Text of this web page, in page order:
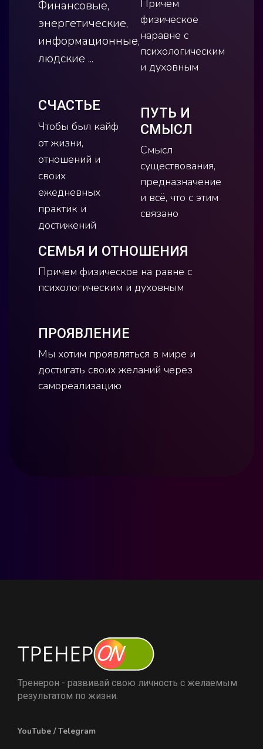
Финансовые,
энергетические,
информационные,
людские ...
СЧАСТЬЕ
Чтобы был кайф
от жизни,
отношений и
своих
ежедневных
практик и
достижений
Причем
физическое
наравне с
психологическим
и духовным
ПУТЬ И
СМЫСЛ
Смысл
существования,
предназначение
и всё, что с этим
связано
СЕМЬЯ И ОТНОШЕНИЯ
Причем физическое на равне с
психологическим и духовным
ПРОЯВЛЕНИЕ
Мы хотим проявляться в мире и
достигать своих желаний через
самореализацию
Тренерон - развивай свою личность с желаемым
результатом по жизни.
YouTube /Telegram